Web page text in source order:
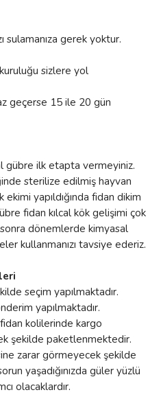
sulamanıza gerek yoktur.
kuruluğu sizlere yol
geçerse 15 ile 20 gün
gübre ilk etapta vermeyiniz.
sterilize edilmiş hayvan
yapıldığında fidan dikim
fidan kılcal kök gelişimi çok
sonra dönemlerde kimyasal
kullanmanızı tavsiye ederiz.
seçim yapılmaktadır.
yapılmaktadır.
fidan kolilerinde kargo
şekilde paketlenmektedir.
zarar görmeyecek şekilde
yaşadığınızda güler yüzlü
olacaklardır.